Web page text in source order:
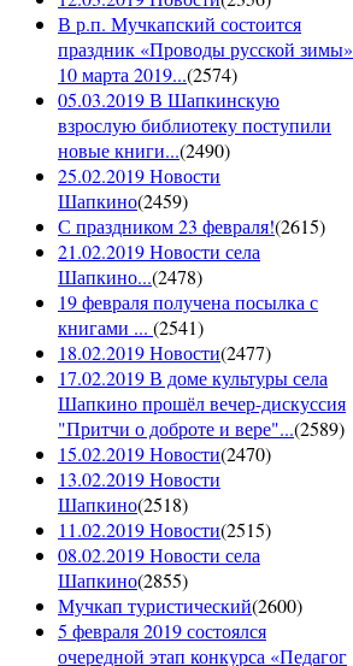
В р.п. Мучкапский состоится
праздник «Проводы русской зимы»
10 марта 2019...(2574)
05.03.2019 В Шапкинскую
взрослую библиотеку поступили
новые книги...(2490)
25.02.2019 Новости
Шапкино(2459)
С праздником 23 февраля!(2615)
21.02.2019 Новости села
Шапкино...(2478)
19 февраля получена посылка с
книгами ... (2541)
18.02.2019 Новости(2477)
17.02.2019 В доме культуры села
Шапкино прошёл вечер-дискуссия
"Притчи о доброте и вере"...(2589)
15.02.2019 Новости(2470)
13.02.2019 Новости
Шапкино(2518)
11.02.2019 Новости(2515)
08.02.2019 Новости села
Шапкино(2855)
Мучкап туристический(2600)
5 февраля 2019 состоялся
очередной этап конкурса «Педагог